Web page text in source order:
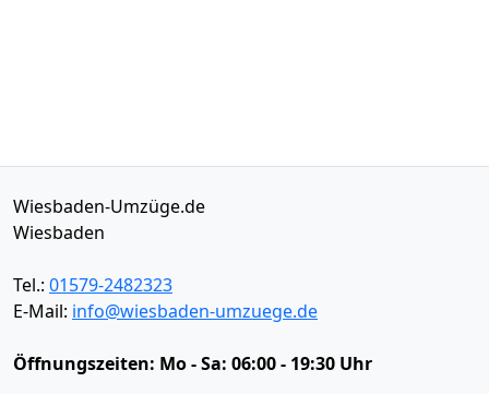
Wiesbaden-Umzüge.de
Wiesbaden
Tel.: 01579-2482323
E-Mail: info@wiesbaden-umzuege.de
Öffnungszeiten: Mo - Sa: 06:00 - 19:30 Uhr